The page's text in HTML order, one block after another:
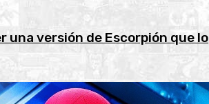
una versión de Escorpión que lo